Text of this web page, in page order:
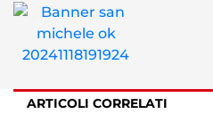
ARTICOLI CORRELATI